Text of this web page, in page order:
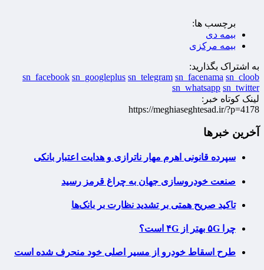
برچسب ها:
بیمه دی
بیمه مرکزی
به اشتراک بگذارید:
sn_facebook sn_googleplus sn_telegram sn_facenama sn_cloob
sn_whatsapp sn_twitter
لینک کوتاه خبر:
https://meghiaseghtesad.ir/?p=4178
آخرین خبرها
سپرده قانونی اهرم مهار ناترازی و هدایت اعتبار بانکی
صنعت خودروسازی جهان به چراغ قرمز رسید
تاکید صریح همتی بر تشدید نظارت بر بانک‌ها
چرا ۵G بهتر از ۴G است؟
طرح اسقاط خودرو از مسیر اصلی خود منحرف شده است